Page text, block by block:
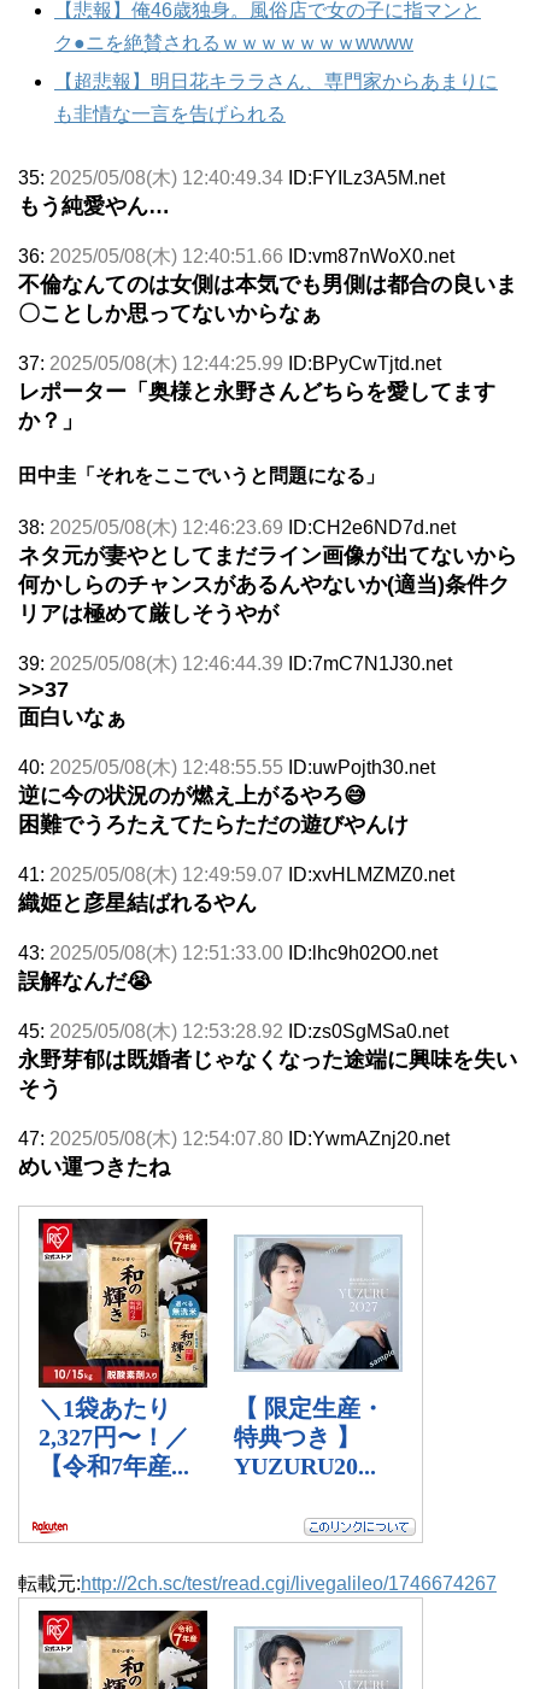
【悲報】俺46歳独身。風俗店で女の子に指マンと
ク●ニを絶賛されるｗｗｗｗｗｗｗwwww
【超悲報】明日花キララさん、専門家からあまりに
も非情な一言を告げられる
35: 2025/05/08(木) 12:40:49.34 ID:FYILz3A5M.net
もう純愛やん…
36: 2025/05/08(木) 12:40:51.66 ID:vm87nWoX0.net
不倫なんてのは女側は本気でも男側は都合の良いま
〇ことしか思ってないからなぁ
37: 2025/05/08(木) 12:44:25.99 ID:BPyCwTjtd.net
レポーター「奥様と永野さんどちらを愛してます
か？」
田中圭「それをここでいうと問題になる」
38: 2025/05/08(木) 12:46:23.69 ID:CH2e6ND7d.net
ネタ元が妻やとしてまだライン画像が出てないから
何かしらのチャンスがあるんやないか(適当)条件ク
リアは極めて厳しそうやが
39: 2025/05/08(木) 12:46:44.39 ID:7mC7N1J30.net
>>37
面白いなぁ
40: 2025/05/08(木) 12:48:55.55 ID:uwPojth30.net
逆に今の状況のが燃え上がるやろ😅
困難でうろたえてたらただの遊びやんけ
41: 2025/05/08(木) 12:49:59.07 ID:xvHLMZMZ0.net
織姫と彦星結ばれるやん
43: 2025/05/08(木) 12:51:33.00 ID:lhc9h02O0.net
誤解なんだ😭
45: 2025/05/08(木) 12:53:28.92 ID:zs0SgMSa0.net
永野芽郁は既婚者じゃなくなった途端に興味を失い
そう
47: 2025/05/08(木) 12:54:07.80 ID:YwmAZnj20.net
めい運つきたね
転載元:http://2ch.sc/test/read.cgi/livegalileo/1746674267